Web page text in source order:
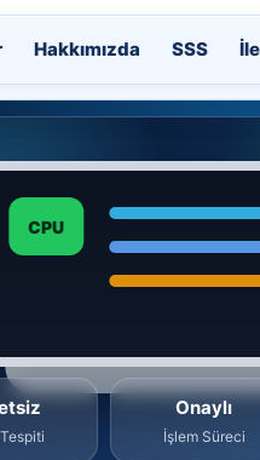
Hakkımızda SSS
CPU
Onaylı
İşlem Süreci